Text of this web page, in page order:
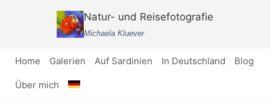
Natur- und Reisefotografie
Michaela Kluever
Home Galerien Auf Sardinien In Deutschland Blog
Über mich